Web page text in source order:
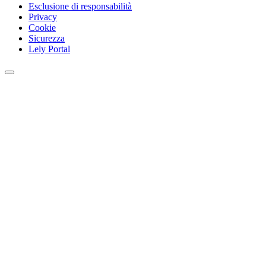
Esclusione di responsabilità
Privacy
Cookie
Sicurezza
Lely Portal